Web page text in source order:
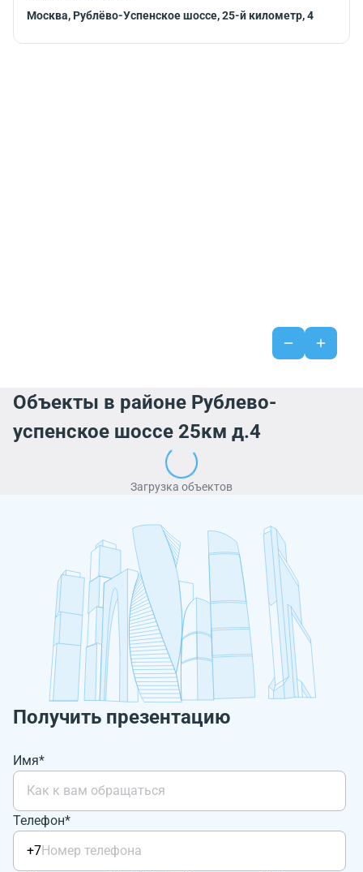
Москва, Рублёво-Успенское шоссе, 25-й километр, 4
Объекты в районе Рублево-
успенское шоссе 25км д.4
Загрузка объектов
Получить презентацию
Имя*
Телефон*
+7